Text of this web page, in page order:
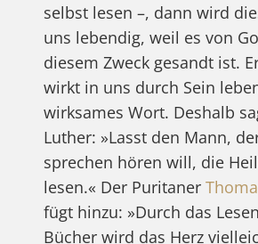
selbst lesen –, dann wird
uns lebendig, weil es von
diesem Zweck gesandt ist.
wirkt in uns durch Sein
wirksames Wort. Deshalb
Luther: »Lasst den Mann,
sprechen hören will, die
lesen.« Der Puritaner
fügt hinzu: »Durch das
Bücher wird das Herz